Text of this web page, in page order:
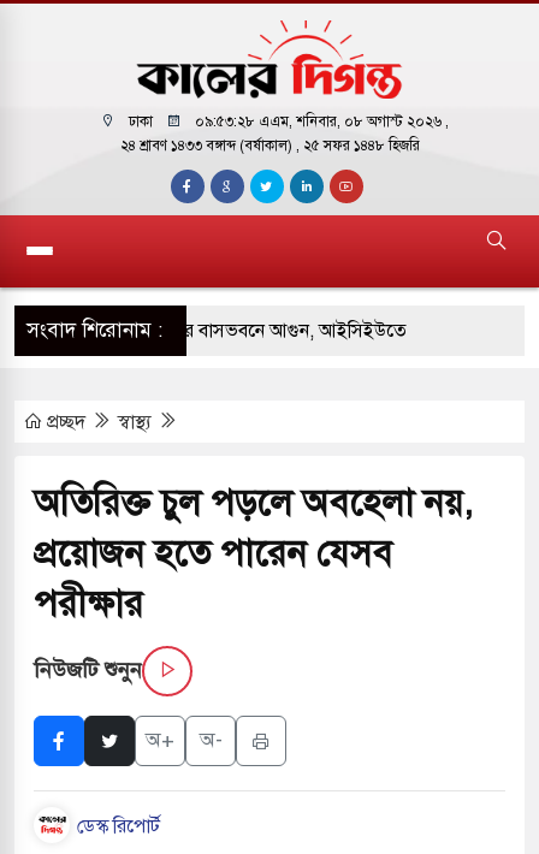
ঢাকা ০৯:৫৩:২৯ এএম, শনিবার, ০৮ অগাস্ট ২০২৬ ,
২৪ শ্রাবণ ১৪৩৩ বঙ্গাব্দ (বর্ষাকাল) , ২৫ সফর ১৪৪৮ হিজরি
সংবাদ শিরোনাম :
হাইকমিশনারের বাসভবনে আগুন, আইসিইউতে
হয়ে আসছে ‘স্পেশাল রেসপন্স ব্যাটালিয়ন
মুখোমুখি সংঘর্ষে ৯ জন নিহত
৬ শ্রমিক নিহত, আহত ১৫
গুলিতে শিক্ষক নিহত, হামলাকারীর আত্মহত্যা
মধ্যপ্রাচ্যে ব্ল্যাকআউটের কঠোর হুঁশিয়ারি ইরানের
বিমানবন্দরের নিরাপত্তা তল্লাশিতে ছাড় দেওয়া হবে না:
প্রচ্ছদ স্বাস্থ্য
অতিরিক্ত চুল পড়লে অবহেলা নয়,
প্রয়োজন হতে পারেন যেসব
পরীক্ষার
নিউজটি শুনুন
অ+ অ-
ডেস্ক রিপোর্ট